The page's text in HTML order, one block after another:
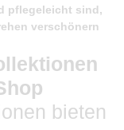
pflegeleicht sind,
verschönern
bieten